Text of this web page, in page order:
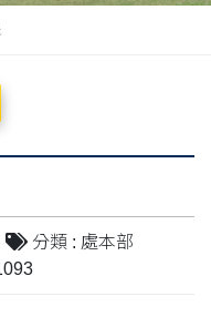
分類 : 處本部